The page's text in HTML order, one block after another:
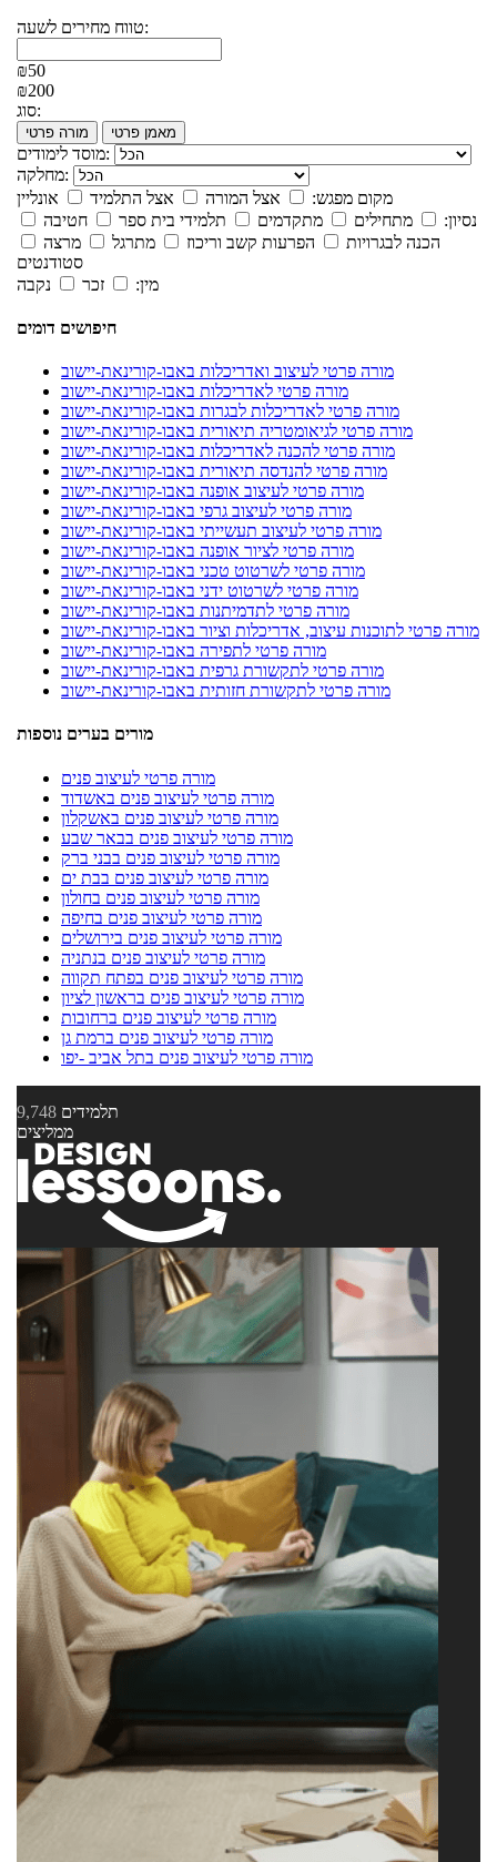
טווח מחירים לשעה:
₪50
₪200
סוג:
מורה פרטי מאמן פרטי
מוסד לימודים:
מחלקה:
מקום מפגש:
אצל המורה אצל התלמיד
אונליין
נסיון:
מתחילים מתקדמים תלמידי בית ספר
חטיבה
הכנה לבגרויות
הפרעות קשב וריכוז מתרגל
מרצה
סטודנטים
מין:
זכר נקבה
חיפושים דומים
מורה פרטי לעיצוב ואדריכלות באבו-קורינאת-יישוב
מורה פרטי לאדריכלות באבו-קורינאת-יישוב
מורה פרטי לאדריכלות לבגרות באבו-קורינאת-יישוב
מורה פרטי לגיאומטריה תיאורית באבו-קורינאת-יישוב
מורה פרטי להכנה לאדריכלות באבו-קורינאת-יישוב
מורה פרטי להנדסה תיאורית באבו-קורינאת-יישוב
מורה פרטי לעיצוב אופנה באבו-קורינאת-יישוב
מורה פרטי לעיצוב גרפי באבו-קורינאת-יישוב
מורה פרטי לעיצוב תעשייתי באבו-קורינאת-יישוב
מורה פרטי לציור אופנה באבו-קורינאת-יישוב
מורה פרטי לשרטוט טכני באבו-קורינאת-יישוב
מורה פרטי לשרטוט ידני באבו-קורינאת-יישוב
מורה פרטי לתדמיתנות באבו-קורינאת-יישוב
מורה פרטי לתוכנות עיצוב, אדריכלות וציור באבו-קורינאת-יישוב
מורה פרטי לתפירה באבו-קורינאת-יישוב
מורה פרטי לתקשורת גרפית באבו-קורינאת-יישוב
מורה פרטי לתקשורת חזותית באבו-קורינאת-יישוב
מורים בערים נוספות
מורה פרטי לעיצוב פנים
מורה פרטי לעיצוב פנים באשדוד
מורה פרטי לעיצוב פנים באשקלון
מורה פרטי לעיצוב פנים בבאר שבע
מורה פרטי לעיצוב פנים בבני ברק
מורה פרטי לעיצוב פנים בבת ים
מורה פרטי לעיצוב פנים בחולון
מורה פרטי לעיצוב פנים בחיפה
מורה פרטי לעיצוב פנים בירושלים
מורה פרטי לעיצוב פנים בנתניה
מורה פרטי לעיצוב פנים בפתח תקווה
מורה פרטי לעיצוב פנים בראשון לציון
מורה פרטי לעיצוב פנים ברחובות
מורה פרטי לעיצוב פנים ברמת גן
מורה פרטי לעיצוב פנים בתל אביב -יפו
9,748 תלמידים
ממליצים